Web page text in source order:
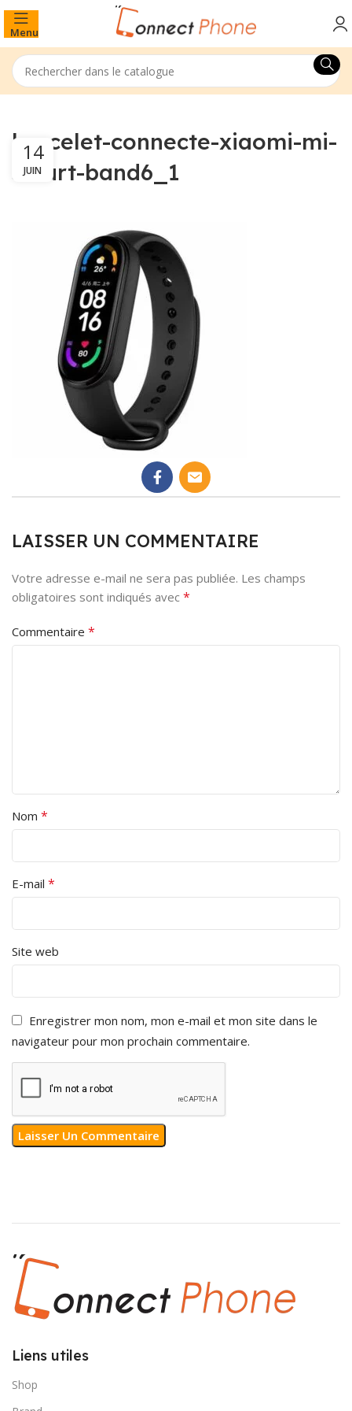
Menu
bracelet-connecte-xiaomi-mi-
smart-band6_1
14
JUIN
LAISSER UN COMMENTAIRE
Votre adresse e-mail ne sera pas publiée. Les champs
obligatoires sont indiqués avec *
Commentaire *
Nom *
E-mail *
Site web
Enregistrer mon nom, mon e-mail et mon site dans le
navigateur pour mon prochain commentaire.
Liens utiles
Shop